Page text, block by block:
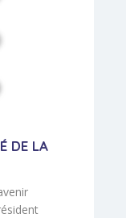
sein
DE LA